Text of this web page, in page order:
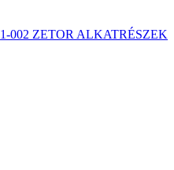
1-002 ZETOR ALKATRÉSZEK